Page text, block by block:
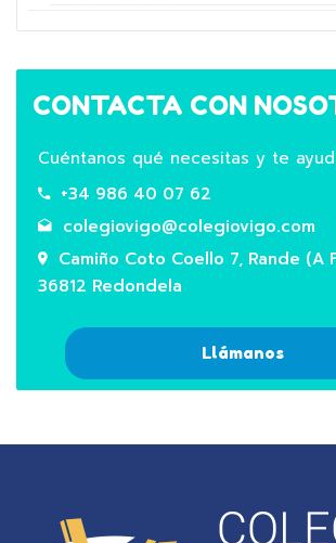
CONTACTA CON
Cuéntanos qué necesitas y te
+34 986 40 07 62
colegiovigo@colegiovigo.com
Camiño Coto Coello 7, Rande (A
36812 Redondela
Llámanos